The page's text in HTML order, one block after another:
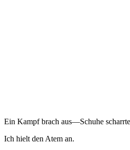
Ein Kampf brach aus—Schuhe
Ich hielt den Atem an.